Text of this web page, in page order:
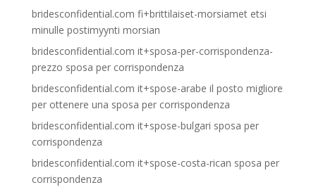
bridesconfidential.com fi+brittilaiset-morsiamet etsi
minulle postimyynti morsian
bridesconfidential.com it+sposa-per-corrispondenza-
prezzo sposa per corrispondenza
bridesconfidential.com it+spose-arabe il posto migliore
per ottenere una sposa per corrispondenza
bridesconfidential.com it+spose-bulgari sposa per
corrispondenza
bridesconfidential.com it+spose-costa-rican sposa per
corrispondenza